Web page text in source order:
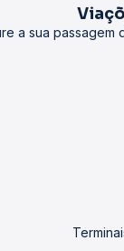
a sua passagem